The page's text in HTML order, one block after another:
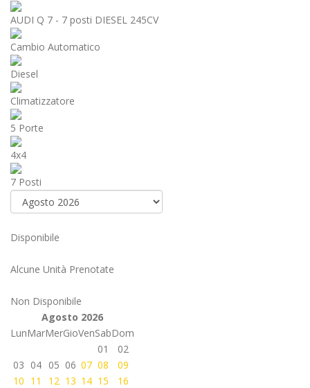
AUDI Q 7 - 7 posti DIESEL 245CV
Cambio Automatico
Diesel
Climatizzatore
5 Porte
4x4
7 Posti
Disponibile
Alcune Unità Prenotate
Non Disponibile
Agosto 2026
LunMarMerGioVenSabDom
01
02
03 04 05 06 07 08
09
10 11 12 13 14 15
16